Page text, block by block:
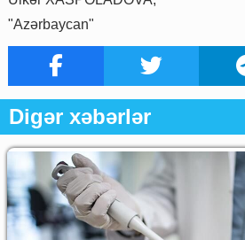
"Azərbaycan"
Digər xəbərlər